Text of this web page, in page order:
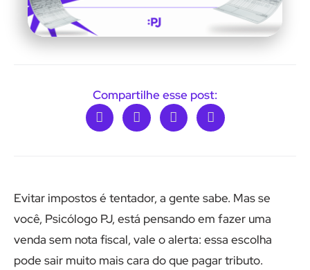
Compartilhe esse post:
Evitar impostos é tentador, a gente sabe. Mas se
você, Psicólogo PJ, está pensando em fazer uma
venda sem nota fiscal, vale o alerta: essa escolha
pode sair muito mais cara do que pagar tributo.